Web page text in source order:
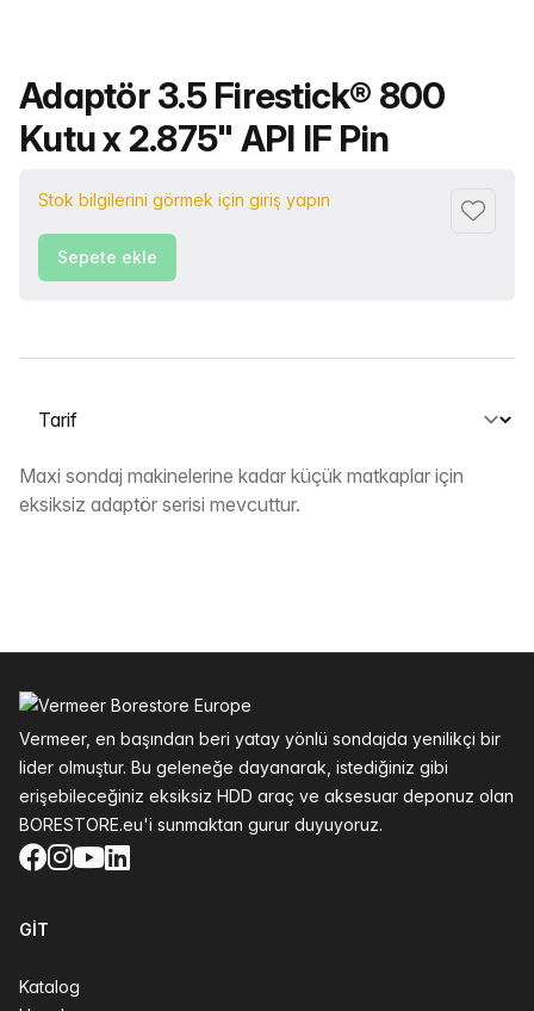
Ürün adı
Adaptör 3.5 Firestick® 800
Kutu x 2.875" API IF Pin
Stok bilgilerini görmek için giriş yapın
Sepete ekle
Bir sekme seçin
Tarif
Maxi sondaj makinelerine kadar küçük matkaplar için
eksiksiz adaptör serisi mevcuttur.
Vermeer, en başından beri yatay yönlü sondajda yenilikçi bir
lider olmuştur. Bu geleneğe dayanarak, istediğiniz gibi
erişebileceğiniz eksiksiz HDD araç ve aksesuar deponuz olan
BORESTORE.eu'i sunmaktan gurur duyuyoruz.
Facebook
Instagram
YouTube
LinkedIn
GIT
Katalog